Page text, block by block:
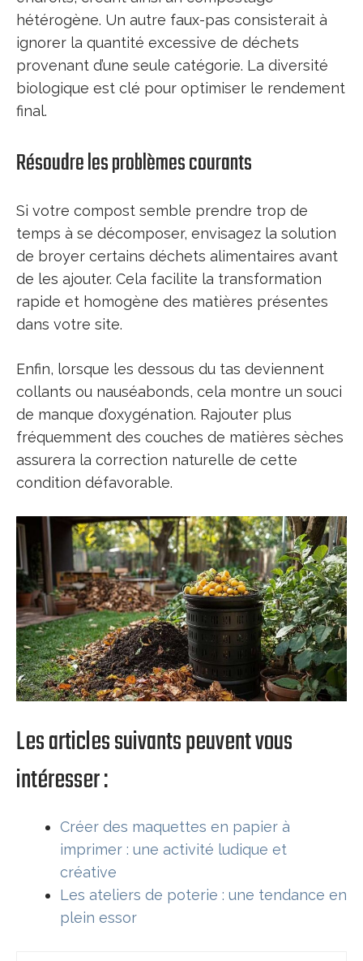
hétérogène. Un autre faux-pas consisterait à
ignorer la quantité excessive de déchets
provenant d’une seule catégorie. La diversité
biologique est clé pour optimiser le rendement
final.
Résoudre les problèmes courants
Si votre compost semble prendre trop de
temps à se décomposer, envisagez la solution
de broyer certains déchets alimentaires avant
de les ajouter. Cela facilite la transformation
rapide et homogène des matières présentes
dans votre site.
Enfin, lorsque les dessous du tas deviennent
collants ou nauséabonds, cela montre un souci
de manque d’oxygénation. Rajouter plus
fréquemment des couches de matières sèches
assurera la correction naturelle de cette
condition défavorable.
Les articles suivants peuvent vous
intéresser :
Créer des maquettes en papier à
imprimer : une activité ludique et
créative
Les ateliers de poterie : une tendance en
plein essor